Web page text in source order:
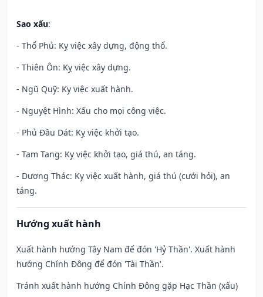
Sao xấu:
- Thổ Phủ: Kỵ việc xây dựng, động thổ.
- Thiên Ôn: Kỵ việc xây dựng.
- Ngũ Quỹ: Kỵ việc xuất hành.
- Nguyệt Hình: Xấu cho mọi công việc.
- Phủ Đầu Dát: Kỵ việc khởi tạo.
- Tam Tang: Kỵ việc khởi tạo, giá thú, an táng.
- Dương Thác: Kỵ việc xuất hành, giá thú (cưới hỏi), an
táng.
Hướng xuất hành
Xuất hành hướng Tây Nam để đón 'Hỷ Thần'. Xuất hành
hướng Chính Đông để đón 'Tài Thần'.
Tránh xuất hành hướng Chính Đông gặp Hạc Thần (xấu)